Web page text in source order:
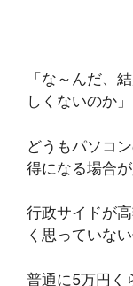
「な～んだ、
しくないのか
どうもパソコ
得になる場合
行政サイドが
く思っていな
普通に5万円く